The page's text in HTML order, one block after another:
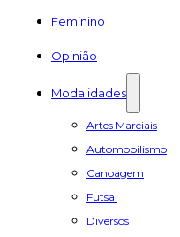
Feminino
Opinião
Modalidades
Artes Marciais
Automobilismo
Canoagem
Futsal
Diversos